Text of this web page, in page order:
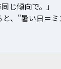
じ傾向で。」
、"暑い日＝ミ